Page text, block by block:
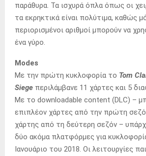
παράθυρα. Τα ισχυρά όπλα όπως οι
τα εκρηκτικά είναι πολύτιμα, καθώς
περιορισμένοι αριθμοί μπορούν να
ένα γύρο.
Modes
Με την πρώτη κυκλοφορία το Tom
Siege περιλάμβανε 11 χάρτες και 5
Με το downloadable content (DLC) –
επιπλέον χάρτες από την πρώτη
χάρτης από τη δεύτερη σεζόν –
δύο ακόμα πλατφόρμες για
Ιανουάριο του 2018. Οι λειτουργίες